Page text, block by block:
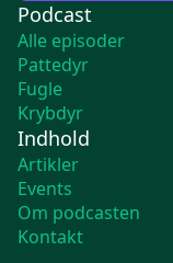
Podcast
Alle episoder
Pattedyr
Fugle
Krybdyr
Indhold
Artikler
Events
Om podcasten
Kontakt